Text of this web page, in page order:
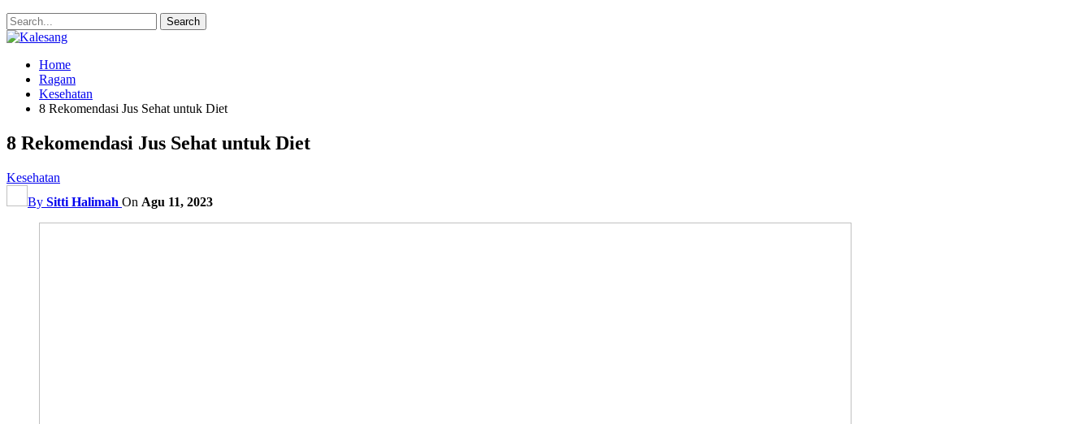
Home
Ragam
Kesehatan
8 Rekomendasi Jus Sehat untuk Diet
8 Rekomendasi Jus Sehat untuk Diet
Kesehatan
By Sitti Halimah On Agu 11, 2023